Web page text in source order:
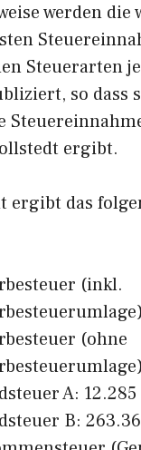
werden die
Steuerarten
so dass
ergibt.
ergibt das
(inkl.
(ohne
A:
B: